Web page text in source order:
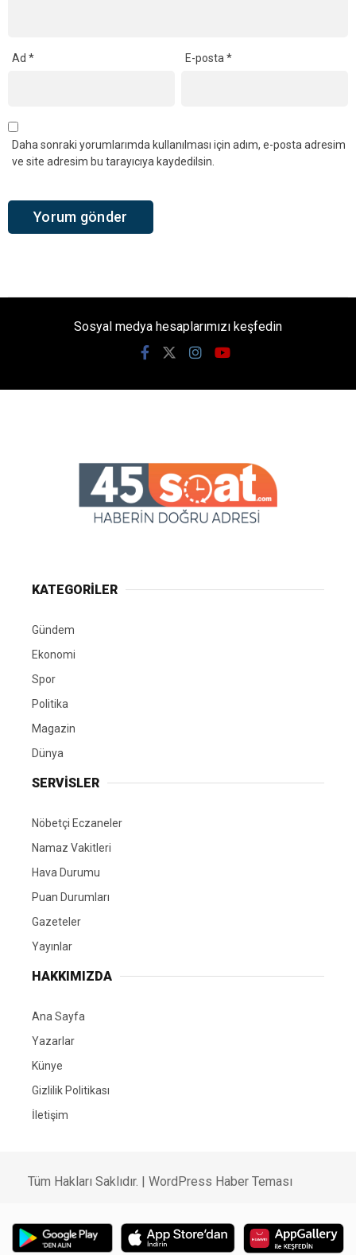
Ad * E-posta*
Daha sonraki yorumlarımda kullanılması için adım, e-posta adresim
ve site adresim bu tarayıcıya kaydedilsin.
Sosyal medya hesaplarımızı keşfedin
KATEGORİLER
Gündem
Ekonomi
Spor
Politika
Magazin
Dünya
SERVİSLER
Nöbetçi Eczaneler
Namaz Vakitleri
Hava Durumu
Puan Durumları
Gazeteler
Yayınlar
HAKKIMIZDA
Ana Sayfa
Yazarlar
Künye
Gizlilik Politikası
İletişim
Tüm Hakları Saklıdır. | WordPress Haber Teması